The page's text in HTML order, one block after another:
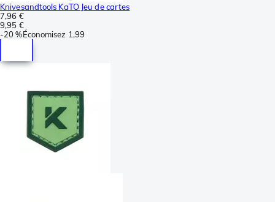
Knivesandtools KaTO Jeu de cartes
7,96 €
9,95 €
-20 %Économisez 1,99